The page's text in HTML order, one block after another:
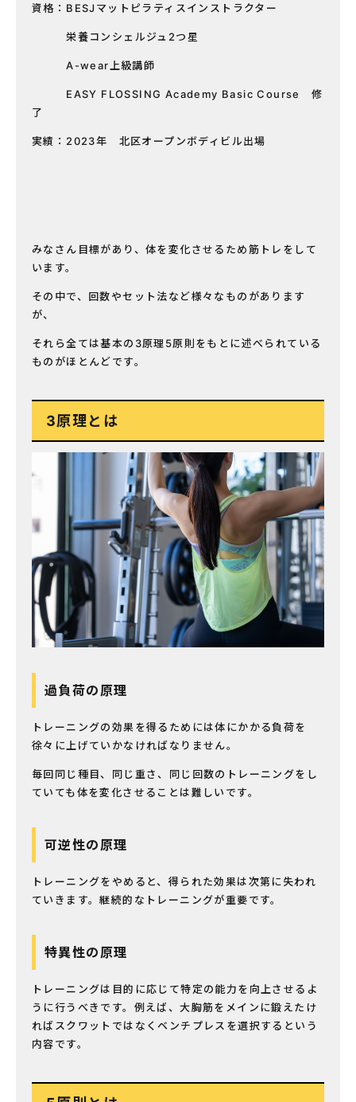
資格：BESJマットピラティスインストラクター
栄養コンシェルジュ2つ星
A-wear上級講師
EASY FLOSSING Academy Basic Course 修
了
実績：2023年 北区オープンボディビル出場
みなさん目標があり、体を変化させるため筋トレをして
います。
その中で、回数やセット法など様々なものがあります
が、
それら全ては基本の3原理5原則をもとに述べられている
ものがほとんどです。
3原理とは
過負荷の原理
トレーニングの効果を得るためには体にかかる負荷を
徐々に上げていかなければなりません。
毎回同じ種目、同じ重さ、同じ回数のトレーニングをし
ていても体を変化させることは難しいです。
可逆性の原理
トレーニングをやめると、得られた効果は次第に失われ
ていきます。継続的なトレーニングが重要です。
特異性の原理
トレーニングは目的に応じて特定の能力を向上させるよ
うに行うべきです。例えば、大胸筋をメインに鍛えたけ
ればスクワットではなくベンチプレスを選択するという
内容です。